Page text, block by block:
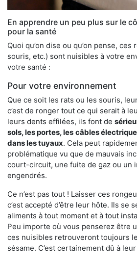
En apprendre un peu plus sur le
pour la santé
Quoi qu’on dise ou qu’on pense,
souris, etc.) sont nuisibles à votre
votre santé :
Pour votre environnement
Que ce soit les rats ou les souris,
c’est de ronger tout ce qui serait à
leurs dents effilées, ils font de
sols, les portes, les câbles
dans les tuyaux. Cela peut
problématique vu que de mauvais
court-circuit, une fuite de gaz ou un
engendrés.
Ce n’est pas tout ! Laisser ces
c’est accepté d’être leur hôte. Ils se
aliments à tout moment et à tout
Peu importe où vous penserez être
ces nuisibles retrouveront toujours
sésame. C’est certainement dû à